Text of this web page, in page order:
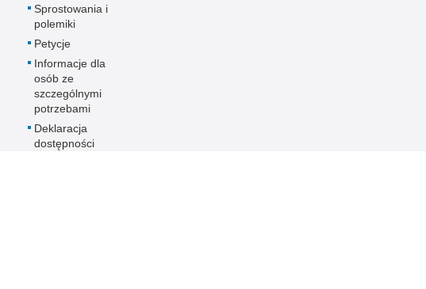
Sprostowania i
polemiki
Petycje
Informacje dla
osób ze
szczególnymi
potrzebami
Deklaracja
dostępności